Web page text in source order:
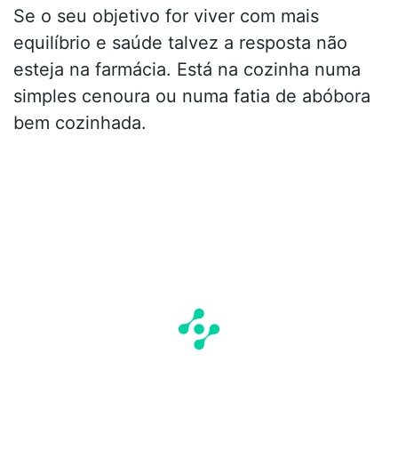
Se o seu objetivo for viver com mais
equilíbrio e saúde talvez a resposta não
esteja na farmácia. Está na cozinha numa
simples cenoura ou numa fatia de abóbora
bem cozinhada.